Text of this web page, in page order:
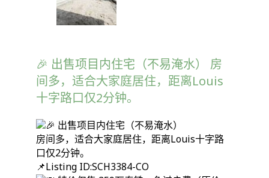
🎉 出售项目内住宅（不易淹水） 房
间多，适合大家庭居住，距离Louis
十字路口仅2分钟。
出售项目内住宅（不易淹水）
房间多，适合大家庭居住，距离Louis十字路
口仅2分钟。
📌Listing ID:SCH3384-CO